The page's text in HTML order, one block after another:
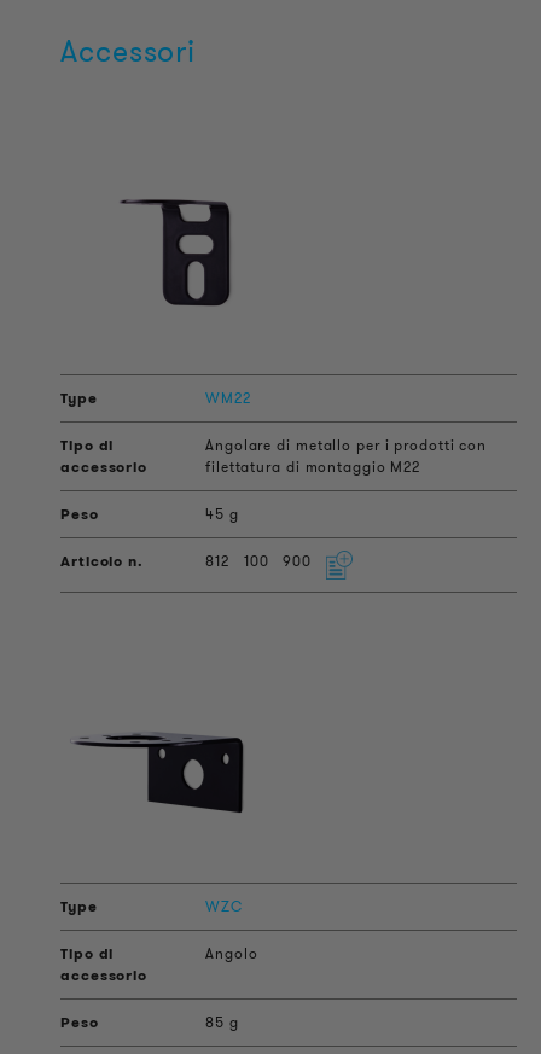
Accessori
WM22
Angolare di metallo per i prodotti con
filettatura di montaggio M22
45 g
812 100 900
WZC
Angolo
85 g